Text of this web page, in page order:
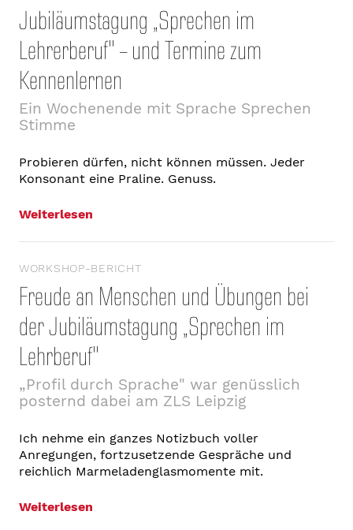
Jubiläumstagung „Sprechen im
Lehrerberuf" – und Termine zum
Kennenlernen
Ein Wochenende mit Sprache Sprechen
Stimme
Probieren dürfen, nicht können müssen. Jeder
Konsonant eine Praline. Genuss.
Weiterlesen
WORKSHOP-BERICHT
Freude an Menschen und Übungen bei
der Jubiläumstagung „Sprechen im
Lehrberuf"
„Profil durch Sprache" war genüsslich
posternd dabei am ZLS Leipzig
Ich nehme ein ganzes Notizbuch voller
Anregungen, fortzusetzende Gespräche und
reichlich Marmeladenglasmomente mit.
Weiterlesen